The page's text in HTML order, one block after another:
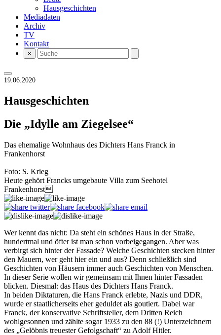
Hausgeschichten
Mediadaten
Archiv
TV
Kontakt
×
19.06.2020
Hausgeschichten
Die „Idylle am Ziegelsee“
Das ehemalige Wohnhaus des Dichters Hans Franck in
Frankenhorst
Foto: S. Krieg
Heute gehört Francks umgebaute Villa zum Seehotel
Frankenhorst
Wer kennt das nicht: Da steht ein schönes Haus in der Straße,
hundertmal und öfter ist man schon vorbeigegangen. Aber was
verbirgt sich hinter der Fassade? Welche Geschichten stecken hinter
den Mauern, wer geht hier ein und aus? Denn schließlich sind
Geschichten von Häusern immer auch Geschichten von Menschen.
In dieser Serie wollen wir gemeinsam mit Ihnen hinter Fassaden
blicken. Diesmal: das Haus des Dichters Hans Franck.
In beiden Diktaturen, die Hans Franck erlebte, Nazis und DDR,
wurde er staatlicherseits eher geduldet als goutiert. Dabei war
Franck, der konservative Schriftsteller, dem Dritten Reich
wohlgesonnen und zählte sogar 1933 zu den 88 (!) Unterzeichnern
des „Gelöbnis treuester Gefolgschaft“ zu Adolf Hitler.